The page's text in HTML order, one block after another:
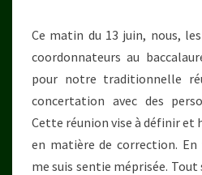
LE
Ce matin du 13 juin, nous,
coordonnateurs au
pour notre traditionnelle
concertation avec des
Cette réunion vise à définir et
en matière de correction.
me suis sentie méprisée.